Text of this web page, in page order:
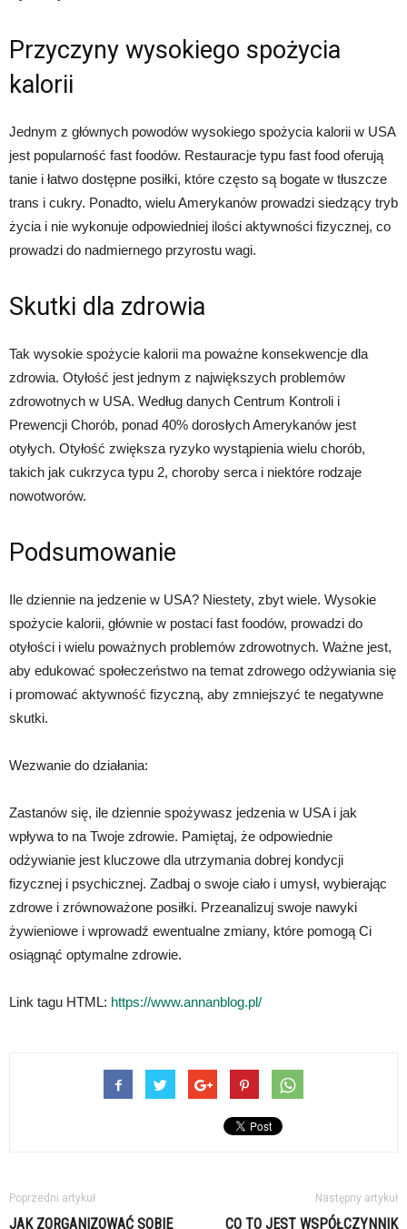
Przyczyny wysokiego spożycia
kalorii
Jednym z głównych powodów wysokiego spożycia kalorii w USA
jest popularność fast foodów. Restauracje typu fast food oferują
tanie i łatwo dostępne posiłki, które często są bogate w tłuszcze
trans i cukry. Ponadto, wielu Amerykanów prowadzi siedzący tryb
życia i nie wykonuje odpowiedniej ilości aktywności fizycznej, co
prowadzi do nadmiernego przyrostu wagi.
Skutki dla zdrowia
Tak wysokie spożycie kalorii ma poważne konsekwencje dla
zdrowia. Otyłość jest jednym z największych problemów
zdrowotnych w USA. Według danych Centrum Kontroli i
Prewencji Chorób, ponad 40% dorosłych Amerykanów jest
otyłych. Otyłość zwiększa ryzyko wystąpienia wielu chorób,
takich jak cukrzyca typu 2, choroby serca i niektóre rodzaje
nowotworów.
Podsumowanie
Ile dziennie na jedzenie w USA? Niestety, zbyt wiele. Wysokie
spożycie kalorii, głównie w postaci fast foodów, prowadzi do
otyłości i wielu poważnych problemów zdrowotnych. Ważne jest,
aby edukować społeczeństwo na temat zdrowego odżywiania się
i promować aktywność fizyczną, aby zmniejszyć te negatywne
skutki.
Wezwanie do działania:
Zastanów się, ile dziennie spożywasz jedzenia w USA i jak
wpływa to na Twoje zdrowie. Pamiętaj, że odpowiednie
odżywianie jest kluczowe dla utrzymania dobrej kondycji
fizycznej i psychicznej. Zadbaj o swoje ciało i umysł, wybierając
zdrowe i zrównoważone posiłki. Przeanalizuj swoje nawyki
żywieniowe i wprowadź ewentualne zmiany, które pomogą Ci
osiągnąć optymalne zdrowie.
Link tagu HTML: https://www.annanblog.pl/
Poprzedni artykuł
JAK ZORGANIZOWAĆ SOBIE
Następny artykuł
CO TO JEST WSPÓŁCZYNNIK